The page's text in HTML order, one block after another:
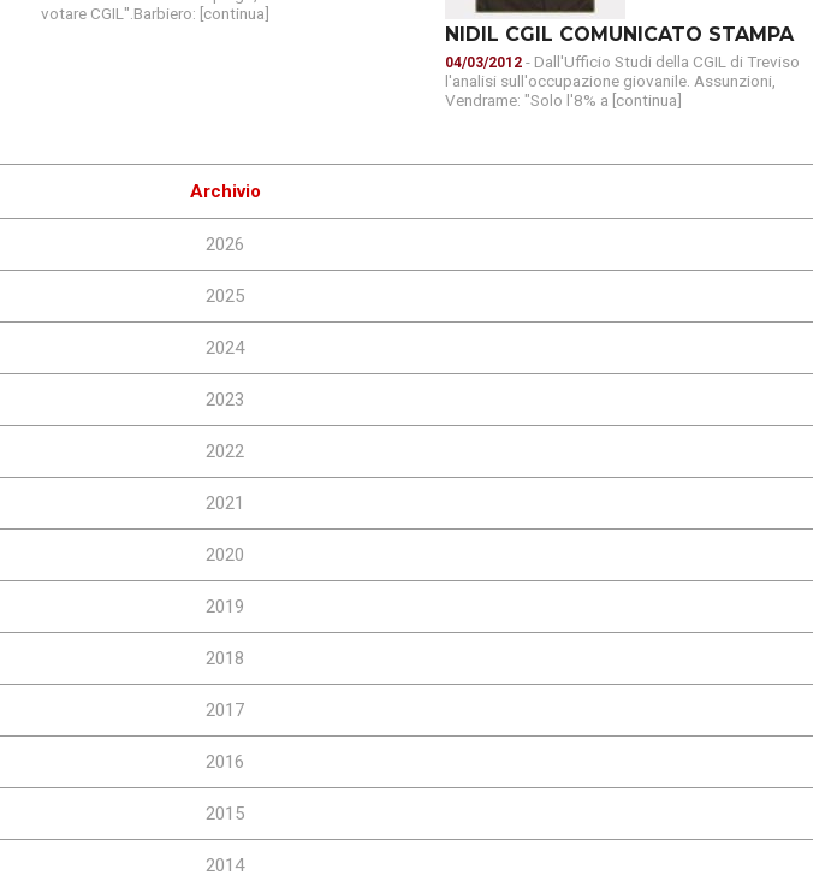
votare CGIL".Barbiero: [continua]
NIDIL CGIL COMUNICATO STAMPA
04/03/2012 - Dall'Ufficio Studi della CGIL di Treviso
l'analisi sull'occupazione giovanile. Assunzioni,
Vendrame: "Solo l'8% a [continua]
Archivio
2026
2025
2024
2023
2022
2021
2020
2019
2018
2017
2016
2015
2014